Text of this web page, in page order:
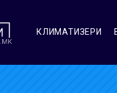
КЛИМАТИЗЕРИ